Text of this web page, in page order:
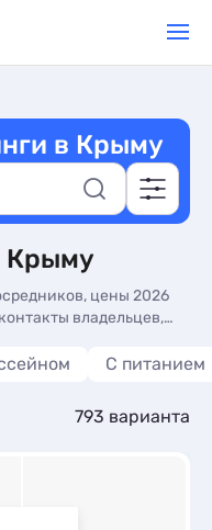
в Крыму
Крыму
цены 2026
владельцев,
С питанием
793 варианта